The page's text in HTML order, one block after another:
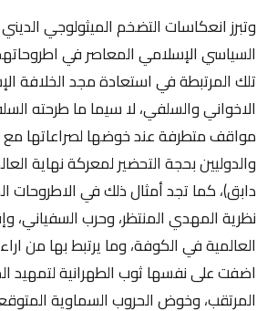
وتبرز انعكاسات التضخم الميثولوجي
السياسي الإسلامي المعاصر في
تلك المرتبطة في استعادة مجد الخلافة
الاخواني والسلفي، لا سيما ما طرحته
مواقف متطرفة عند خوضها لصراعاتها
والدوليين بحجة التحضير لمعركة نهاية
دابق)، كما تجد أمثال ذلك في الاطروحات
نظرية المهدي المنتظر، وحرب السفياني،
العالمية في الكوفة، وما يرتبط بها من
اضفت على نفسها ثوب الطهرانية لتمهيد
المرتقب، وخوض الحروب السماوية